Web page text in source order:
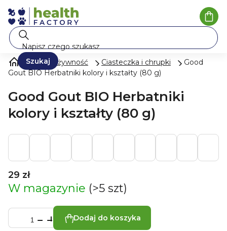
Przejść
do
treści
Szukaj
Mleko i żywność Ciasteczka i chrupki
Good
Gout BIO Herbatniki kolory i kształty (80 g)
Good Gout BIO Herbatniki
kolory i kształty (80 g)
29 zł
W magazynie (>5 szt)
Dodaj do koszyka